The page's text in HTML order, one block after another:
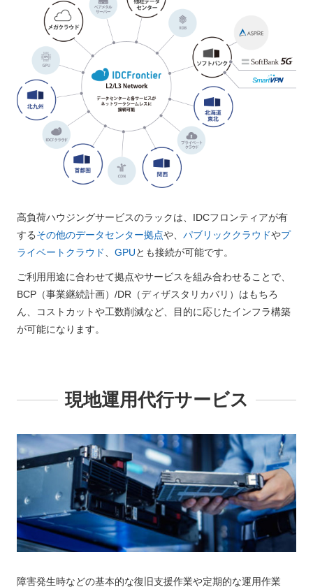
高負荷ハウジングサービスのラックは、IDCフロンティアが有
するその他のデータセンター拠点や、 パブリッククラウドやプ
ライベートクラウド
GPUとも接続が可能です。
ご利用用途に合わせて拠点やサービスを組み合わせることで、
BCP（事業継続計画）/DR（ディザスタリカバリ）はもちろ
ん、コストカットや工数削減など、目的に応じたインフラ構築
が可能になります。
現地運用代行サービス
障害発生時などの基本的な復旧支援作業や定期的な運用作業